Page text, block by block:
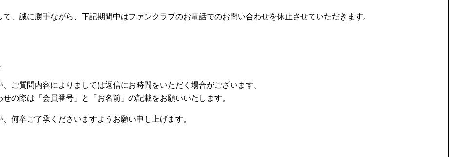
、誠に勝手ながら、下記期間中はファンクラブのお電話でのお問い合わせを休止させていただきます。
ご質問内容によりましては返信にお時間をいただく場合がございます。
の際は「会員番号」と「お名前」の記載をお願いいたします。
何卒ご了承くださいますようお願い申し上げます。